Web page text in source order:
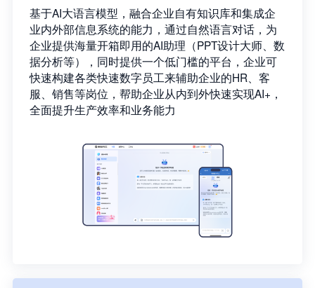
基于AI大语言模型，融合企业自有知识库和集成企
业内外部信息系统的能力，通过自然语言对话，为
企业提供海量开箱即用的AI助理（PPT设计大师、数
据分析等），同时提供一个低门槛的平台，企业可
快速构建各类快速数字员工来辅助企业的HR、客
服、销售等岗位，帮助企业从内到外快速实现AI+，
全面提升生产效率和业务能力